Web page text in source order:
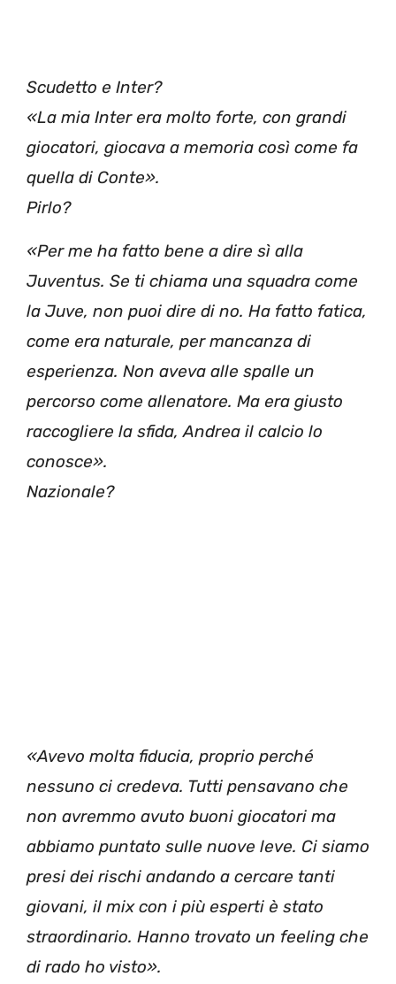
Scudetto e Inter?
«La mia Inter era molto forte, con grandi
giocatori, giocava a memoria così come fa
quella di Conte».
Pirlo?
«Per me ha fatto bene a dire sì alla
Juventus. Se ti chiama una squadra come
la Juve, non puoi dire di no. Ha fatto fatica,
come era naturale, per mancanza di
esperienza. Non aveva alle spalle un
percorso come allenatore. Ma era giusto
raccogliere la sfida, Andrea il calcio lo
conosce».
Nazionale?
«Avevo molta fiducia, proprio perché
nessuno ci credeva. Tutti pensavano che
non avremmo avuto buoni giocatori ma
abbiamo puntato sulle nuove leve. Ci siamo
presi dei rischi andando a cercare tanti
giovani, il mix con i più esperti è stato
straordinario. Hanno trovato un feeling che
di rado ho visto».